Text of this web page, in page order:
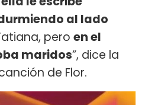
al lado
pero en el
maridos”, dice la
de Flor.